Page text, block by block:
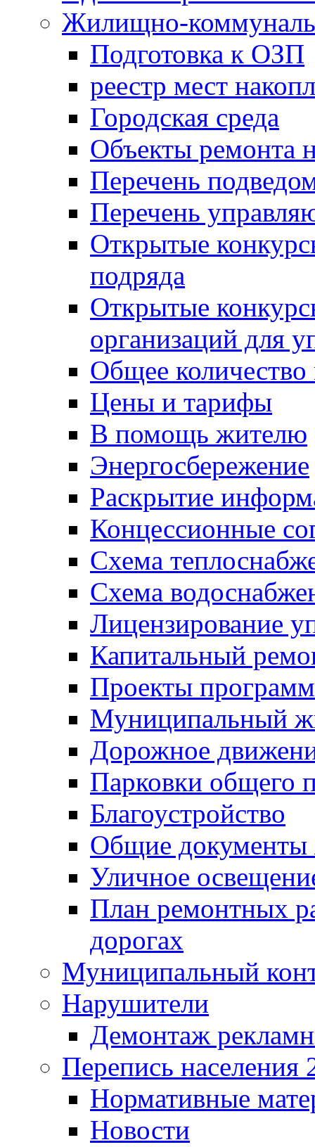
Жилищно-
Подготовка к ОЗП
реестр мест
Городская среда
Объекты ремонта
Перечень
Перечень
Открытые
подряда
Открытые
организаций для
Общее
Цены и тарифы
В помощь жителю
Энергосбережение
Раскрытие
Концессионные
Схема
Схема
Лицензирование
Капитальный
Проекты программ
Муниципальный
Дорожное
Парковки общего
Благоустройство
Общие
Уличное
План ремонтных
дорогах
Муниципальный
Нарушители
Демонтаж
Перепись населения
Нормативные
Новости